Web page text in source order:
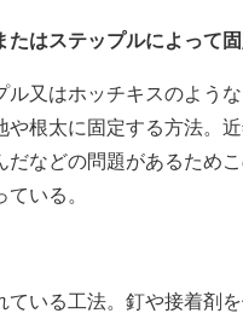
はステップルによって
ル又はホッチキスのよう
や根太に固定する方法。
だなどの問題があるため
いる。
いる工法。釘や接着剤を